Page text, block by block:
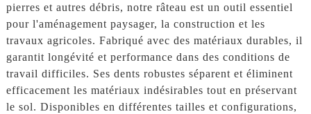
pierres et autres débris, notre râteau est un outil essentiel
pour l'aménagement paysager, la construction et les
travaux agricoles. Fabriqué avec des matériaux durables, il
garantit longévité et performance dans des conditions de
travail difficiles. Ses dents robustes séparent et éliminent
efficacement les matériaux indésirables tout en préservant
le sol. Disponibles en différentes tailles et configurations,